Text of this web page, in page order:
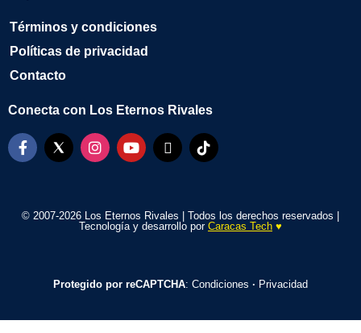
Términos y condiciones
Políticas de privacidad
Contacto
Conecta con Los Eternos Rivales
© 2007-2026 Los Eternos Rivales | Todos los derechos reservados |
Tecnología y desarrollo por Caracas Tech ♥️
Protegido por reCAPTCHA: Condiciones · Privacidad